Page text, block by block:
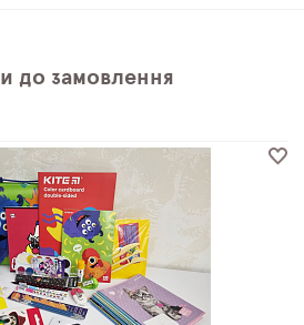
до замовлення